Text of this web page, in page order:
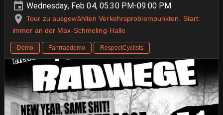
Wednesday, Feb 04, 05:30 PM-09:00 PM
Tour zu ausgewählten Verkehrsproblempunkten. Start:
immer an der Max-Schmeling-Halle
Demo Fahrraddemo RespectCyclists